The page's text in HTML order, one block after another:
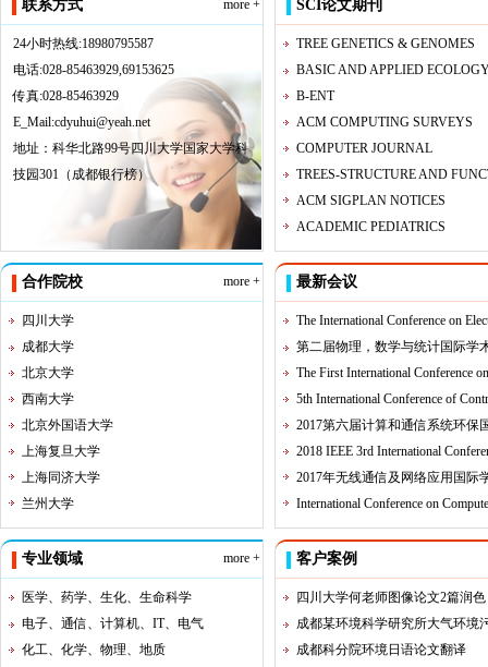
联系方式 more +
24小时热线:18980795587
电话:028-85463929,69153625
传真:028-85463929
E_Mail:cdyuhui@yeah.net
地址：科华北路99号四川大学国家大学科
技园301（成都银行榜）
合作院校 more +
四川大学
成都大学
北京大学
西南大学
北京外国语大学
上海复旦大学
上海同济大学
兰州大学
专业领域 more +
医学、药学、生化、生命科学
电子、通信、计算机、IT、电气
化工、化学、物理、地质
SCI论文期刊
TREE GENETICS & GENOMES
BASIC AND APPLIED
B-ENT
ACM COMPUTING SURVEYS
COMPUTER JOURNAL
TREES-STRUCTURE AND
ACM SIGPLAN NOTICES
ACADEMIC PEDIATRICS
最新会议
The International Conference on
第二届物理，数学与统计国际学
The First International Conference
5th International Conference of
2017第六届计算和通信系统环保
2018 IEEE 3rd International
2017年无线通信及网络应用国际
International Conference on
客户案例
四川大学何老师图像论文2篇润色
成都某环境科学研究所大气环境
成都科分院环境日语论文翻译